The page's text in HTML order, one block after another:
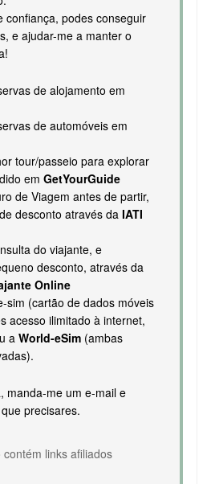
confiança, podes conseguir
e ajudar-me a manter o
de alojamento em
de automóveis em
tour/passeio para explorar
em GetYourGuide
de Viagem antes de partir,
desconto através da IATI
do viajante, e
desconto, através da
Online
sim (cartão de dados móveis
acesso ilimitado à internet,
a World-eSim(ambas
manda-me um e-mail e
precisares.
links afiliados